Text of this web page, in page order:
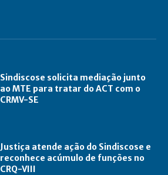
Sindiscose solicita mediação junto
ao MTE para tratar do ACT com o
CRMV-SE
Justiça atende ação do Sindiscose e
reconhece acúmulo de funções no
CRQ-VIII